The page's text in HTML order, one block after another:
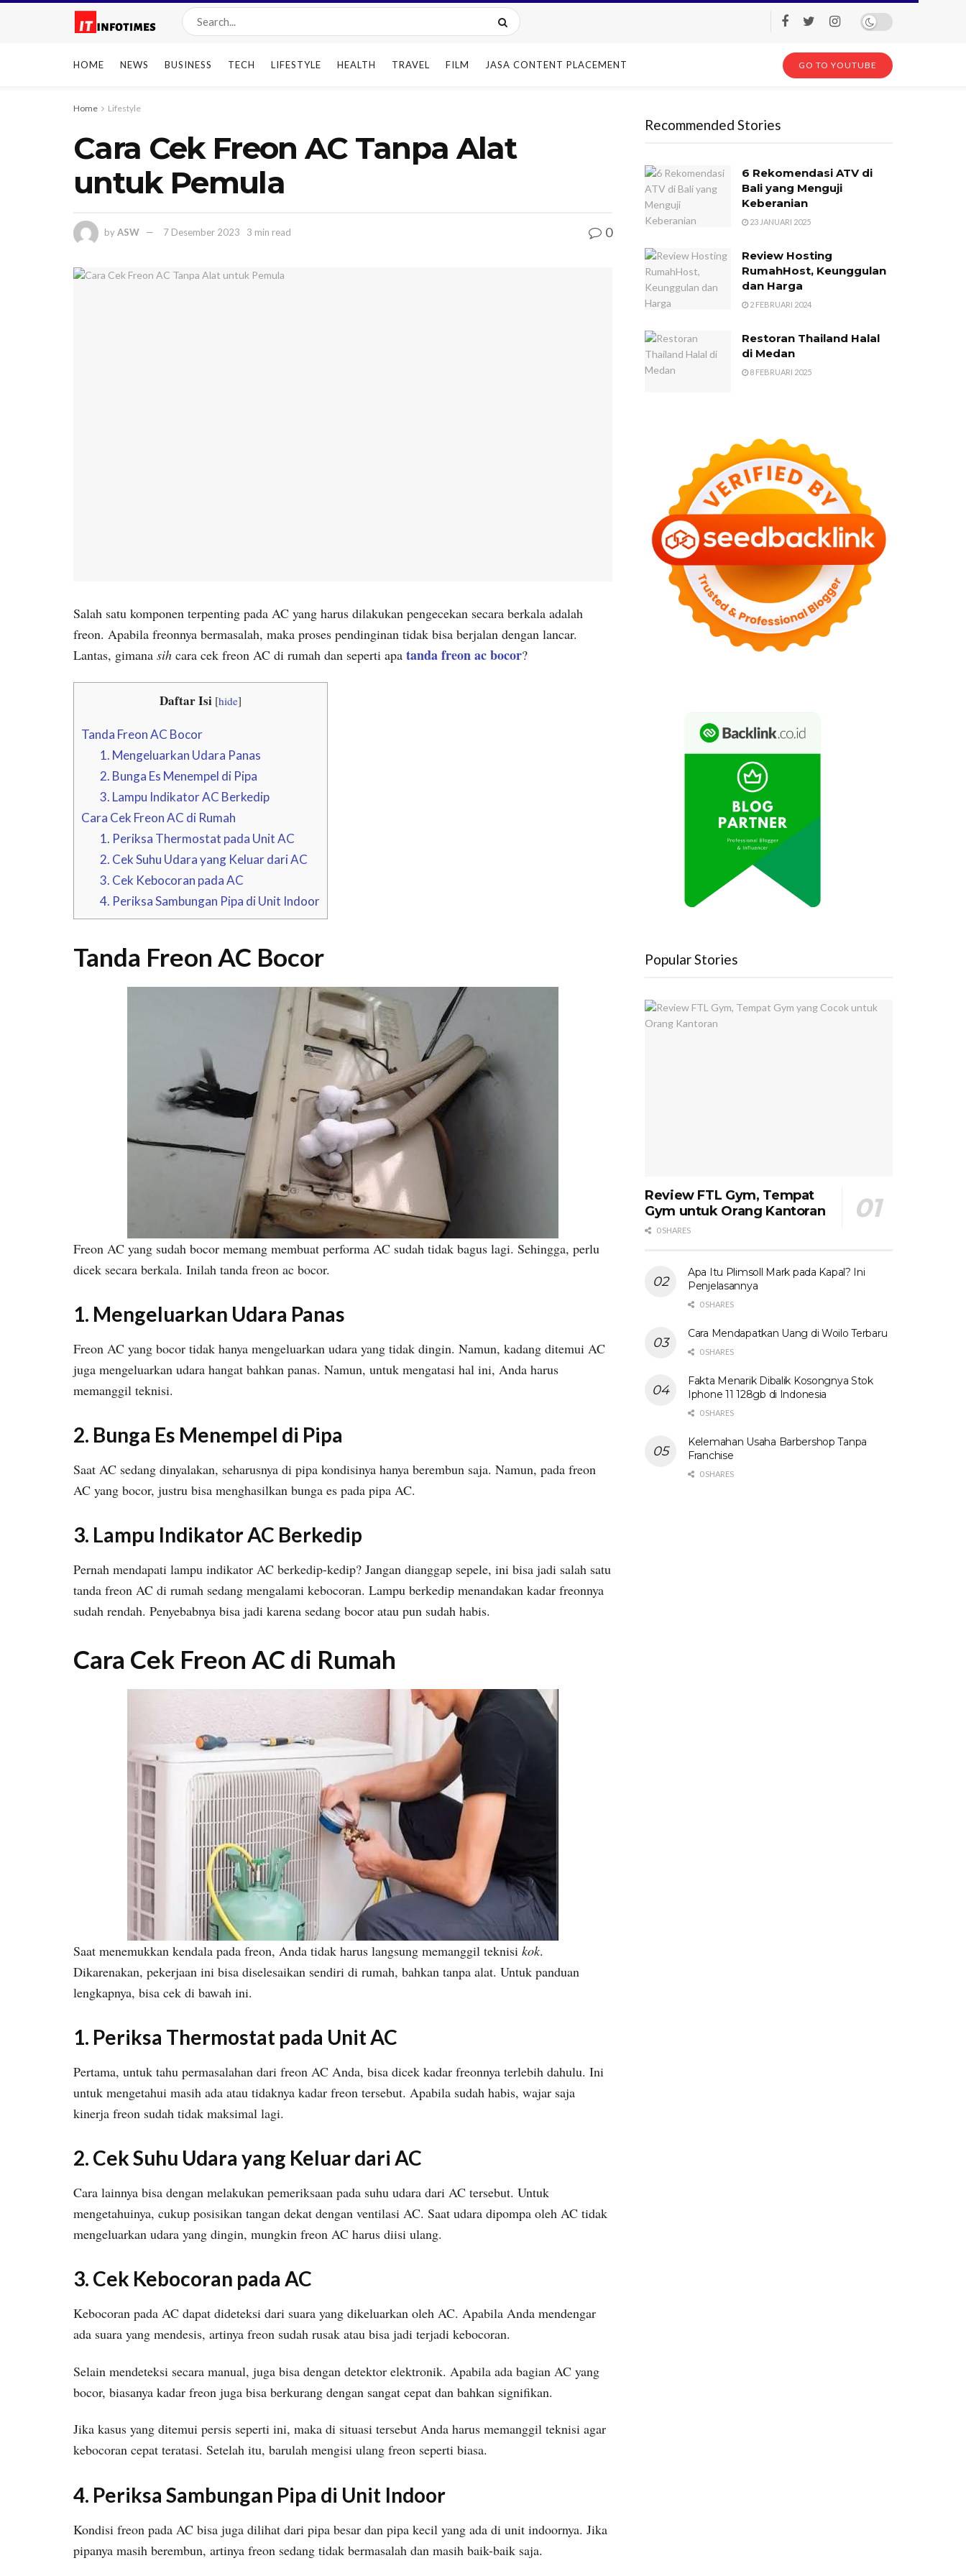
HOME NEWS BUSINESS TECH LIFESTYLE HEALTH TRAVEL FILM JASA CONTENT PLACEMENT GO TO YOUTUBE
Home Lifestyle
Cara Cek Freon AC Tanpa Alat
untuk Pemula
byASW 7 Desember 2023 3 min read 0
Salah satu komponen terpenting pada AC yang harus dilakukan pengecekan secara berkala adalah
freon. Apabila freonnya bermasalah, maka proses pendinginan tidak bisa berjalan dengan lancar.
Lantas, gimana sih cara cek freon AC di rumah dan seperti apa tanda freon ac bocor?
Daftar Isi [hide]
Tanda Freon AC Bocor
1. Mengeluarkan Udara Panas
2. Bunga Es Menempel di Pipa
3. Lampu Indikator AC Berkedip
Cara Cek Freon AC di Rumah
1. Periksa Thermostat pada Unit AC
2. Cek Suhu Udara yang Keluar dari AC
3. Cek Kebocoran pada AC
4. Periksa Sambungan Pipa di Unit Indoor
Tanda Freon AC Bocor
Freon AC yang sudah bocor memang membuat performa AC sudah tidak bagus lagi. Sehingga, perlu
dicek secara berkala. Inilah tanda freon ac bocor.
1. Mengeluarkan Udara Panas
Freon AC yang bocor tidak hanya mengeluarkan udara yang tidak dingin. Namun, kadang ditemui AC
juga mengeluarkan udara hangat bahkan panas. Namun, untuk mengatasi hal ini, Anda harus
memanggil teknisi.
2. Bunga Es Menempel di Pipa
Saat AC sedang dinyalakan, seharusnya di pipa kondisinya hanya berembun saja. Namun, pada freon
AC yang bocor, justru bisa menghasilkan bunga es pada pipa AC.
3. Lampu Indikator AC Berkedip
Pernah mendapati lampu indikator AC berkedip-kedip? Jangan dianggap sepele, ini bisa jadi salah satu
tanda freon AC di rumah sedang mengalami kebocoran. Lampu berkedip menandakan kadar freonnya
sudah rendah. Penyebabnya bisa jadi karena sedang bocor atau pun sudah habis.
Cara Cek Freon AC di Rumah
Saat menemukkan kendala pada freon, Anda tidak harus langsung memanggil teknisi kok.
Dikarenakan, pekerjaan ini bisa diselesaikan sendiri di rumah, bahkan tanpa alat. Untuk panduan
lengkapnya, bisa cek di bawah ini.
1. Periksa Thermostat pada Unit AC
Pertama, untuk tahu permasalahan dari freon AC Anda, bisa dicek kadar freonnya terlebih dahulu. Ini
untuk mengetahui masih ada atau tidaknya kadar freon tersebut. Apabila sudah habis, wajar saja
kinerja freon sudah tidak maksimal lagi.
2. Cek Suhu Udara yang Keluar dari AC
Cara lainnya bisa dengan melakukan pemeriksaan pada suhu udara dari AC tersebut. Untuk
mengetahuinya, cukup posisikan tangan dekat dengan ventilasi AC. Saat udara dipompa oleh AC tidak
mengeluarkan udara yang dingin, mungkin freon AC harus diisi ulang.
3. Cek Kebocoran pada AC
Kebocoran pada AC dapat dideteksi dari suara yang dikeluarkan oleh AC. Apabila Anda mendengar
ada suara yang mendesis, artinya freon sudah rusak atau bisa jadi terjadi kebocoran.
Selain mendeteksi secara manual, juga bisa dengan detektor elektronik. Apabila ada bagian AC yang
bocor, biasanya kadar freon juga bisa berkurang dengan sangat cepat dan bahkan signifikan.
Jika kasus yang ditemui persis seperti ini, maka di situasi tersebut Anda harus memanggil teknisi agar
kebocoran cepat teratasi. Setelah itu, barulah mengisi ulang freon seperti biasa.
4. Periksa Sambungan Pipa di Unit Indoor
Kondisi freon pada AC bisa juga dilihat dari pipa besar dan pipa kecil yang ada di unit indoornya. Jika
pipanya masih berembun, artinya freon sedang tidak bermasalah dan masih baik-baik saja.
Recommended Stories
6 Rekomendasi ATV di
Bali yang Menguji
Keberanian
23 JANUARI 2025
Review Hosting
RumahHost, Keunggulan
dan Harga
2 FEBRUARI 2024
Restoran Thailand Halal
di Medan
8 FEBRUARI 2025
Popular Stories
Review FTL Gym, Tempat
Gym untuk Orang Kantoran
0 SHARES
Apa Itu Plimsoll Mark pada Kapal? Ini
Penjelasannya
0 SHARES
Cara Mendapatkan Uang di Woilo Terbaru
0 SHARES
Fakta Menarik Dibalik Kosongnya Stok
Iphone 11 128gb di Indonesia
0 SHARES
Kelemahan Usaha Barbershop Tanpa
Franchise
0 SHARES